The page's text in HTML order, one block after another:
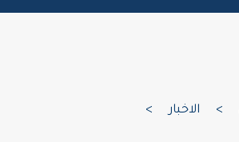
> الاخبار >